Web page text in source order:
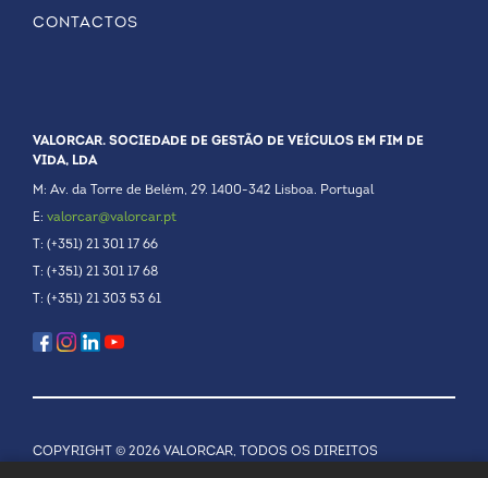
CONTACTOS
VALORCAR. SOCIEDADE DE GESTÃO DE VEÍCULOS EM FIM DE
VIDA, LDA
M: Av. da Torre de Belém, 29. 1400-342 Lisboa. Portugal
E: valorcar@valorcar.pt
T: (+351) 21 301 17 66
T: (+351) 21 301 17 68
T: (+351) 21 303 53 61
COPYRIGHT © 2026 VALORCAR, TODOS OS DIREITOS